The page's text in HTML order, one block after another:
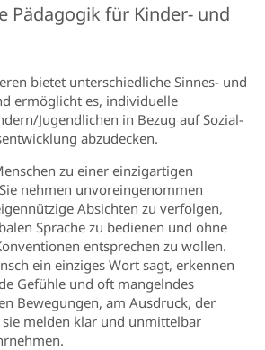
Pädagogik für Kinder- und
bietet unterschiedliche Sinnes- und
ermöglicht es, individuelle
Jugendlichen in Bezug auf Sozial-
abzudecken.
zu einer einzigartigen
nehmen unvoreingenommen
Absichten zu verfolgen,
Sprache zu bedienen und ohne
entsprechen zu wollen.
ein einziges Wort sagt, erkennen
Gefühle und oft mangelndes
Bewegungen, am Ausdruck, der
melden klar und unmittelbar